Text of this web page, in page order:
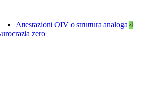
Attestazioni OIV o struttura analoga 4
zero